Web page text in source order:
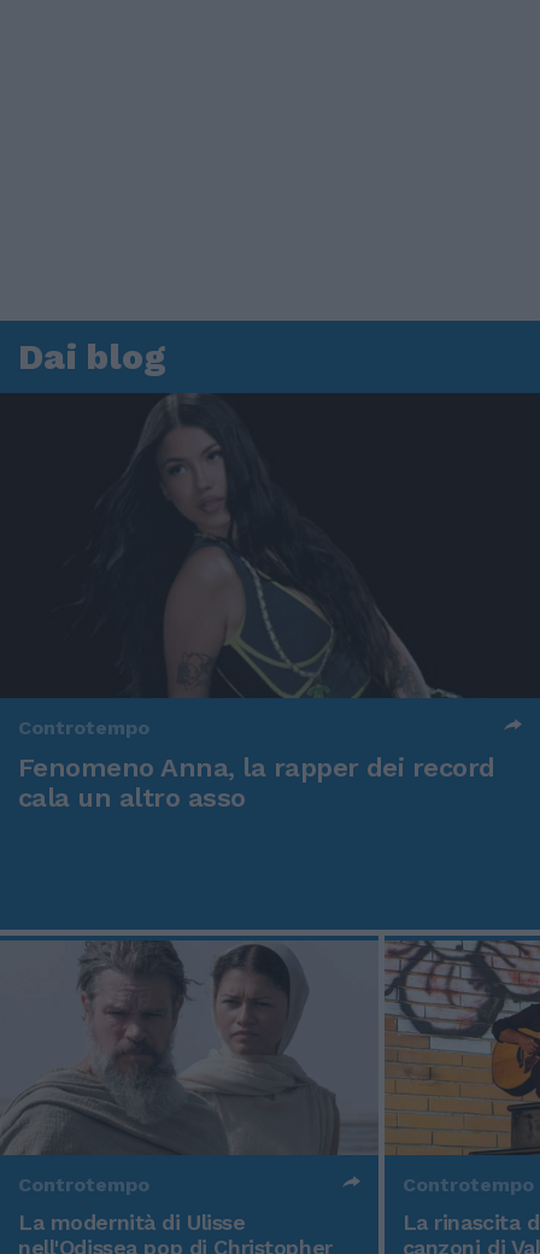
Dai blog
Controtempo
Fenomeno Anna, la rapper dei record
cala un altro asso
Controtempo
La modernità di Ulisse
nell'Odissea pop di Christopher
Controtempo
La rinascita
canzoni di